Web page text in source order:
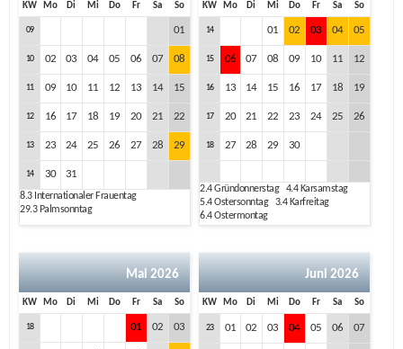
KW Mo Di Mi Do Fr Sa So
09 01
10 02 03 04 05 06 07 08
11 09 10 11 12 13 14 15
12 16 17 18 19 20 21 22
13 23 24 25 26 27 28 29
14 30 31
8.3Internationaler Frauentag
29.3Palmsonntag
KW Mo Di Mi Do Fr Sa So
14 01 02 03 04 05
15 06 07 08 09 10 11 12
16 13 14 15 16 17 18 19
17 20 21 22 23 24 25 26
18 27 28 29 30
2.4Gründonnerstag 4.4Karsamstag
5.4Ostersonntag 3.4Karfreitag
6.4Ostermontag
Mai 2026
KW Mo Di Mi Do Fr Sa So
18 01 02 03
Juni 2026
KW Mo Di Mi Do Fr Sa So
23 01 02 03 04 05 06 07